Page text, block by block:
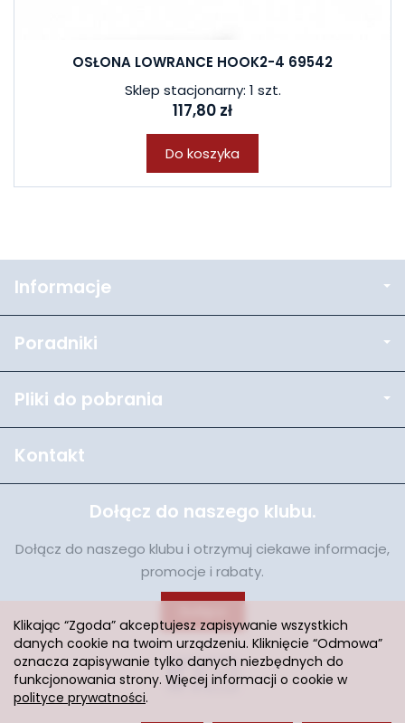
OSŁONA LOWRANCE HOOK2-4 69542
Sklep stacjonarny: 1 szt.
117,80 zł
Do koszyka
Informacje
Poradniki
Pliki do pobrania
Kontakt
Dołącz do naszego klubu.
Dołącz do naszego klubu i otrzymuj ciekawe informacje,
promocje i rabaty.
Klikając “Zgoda” akceptujesz zapisywanie wszystkich
danych cookie na twoim urządzeniu. Kliknięcie “Odmowa”
oznacza zapisywanie tylko danych niezbędnych do
funkcjonowania strony. Więcej informacji o cookie w
polityce prywatności.